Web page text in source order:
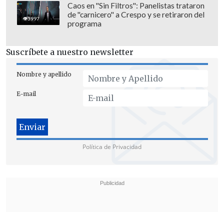
3997
Caos en "Sin Filtros": Panelistas trataron
de "carnicero" a Crespo y se retiraron del
programa
Suscríbete a nuestro newsletter
Nombre y apellido
E-mail
Política de Privacidad